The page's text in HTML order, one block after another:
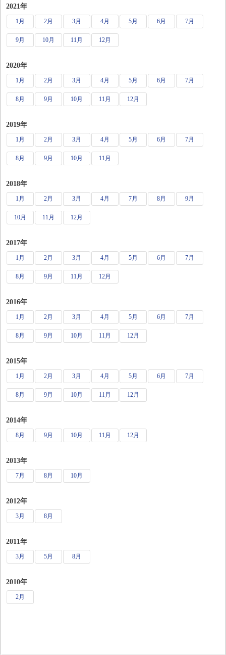
2021年
1月 2月 3月 4月 5月 6月 7月
9月 10月 11月 12月
2020年
1月 2月 3月 4月 5月 6月 7月
8月 9月 10月 11月 12月
2019年
1月 2月 3月 4月 5月 6月 7月
8月 9月 10月 11月
2018年
1月 2月 3月 4月 7月 8月 9月
10月 11月 12月
2017年
1月 2月 3月 4月 5月 6月 7月
8月 9月 11月 12月
2016年
1月 2月 3月 4月 5月 6月 7月
8月 9月 10月 11月 12月
2015年
1月 2月 3月 4月 5月 6月 7月
8月 9月 10月 11月 12月
2014年
8月 9月 10月 11月 12月
2013年
7月 8月 10月
2012年
3月 8月
2011年
3月 5月 8月
2010年
2月